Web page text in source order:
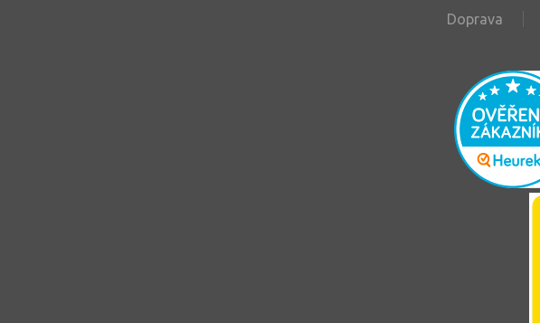
Doprava